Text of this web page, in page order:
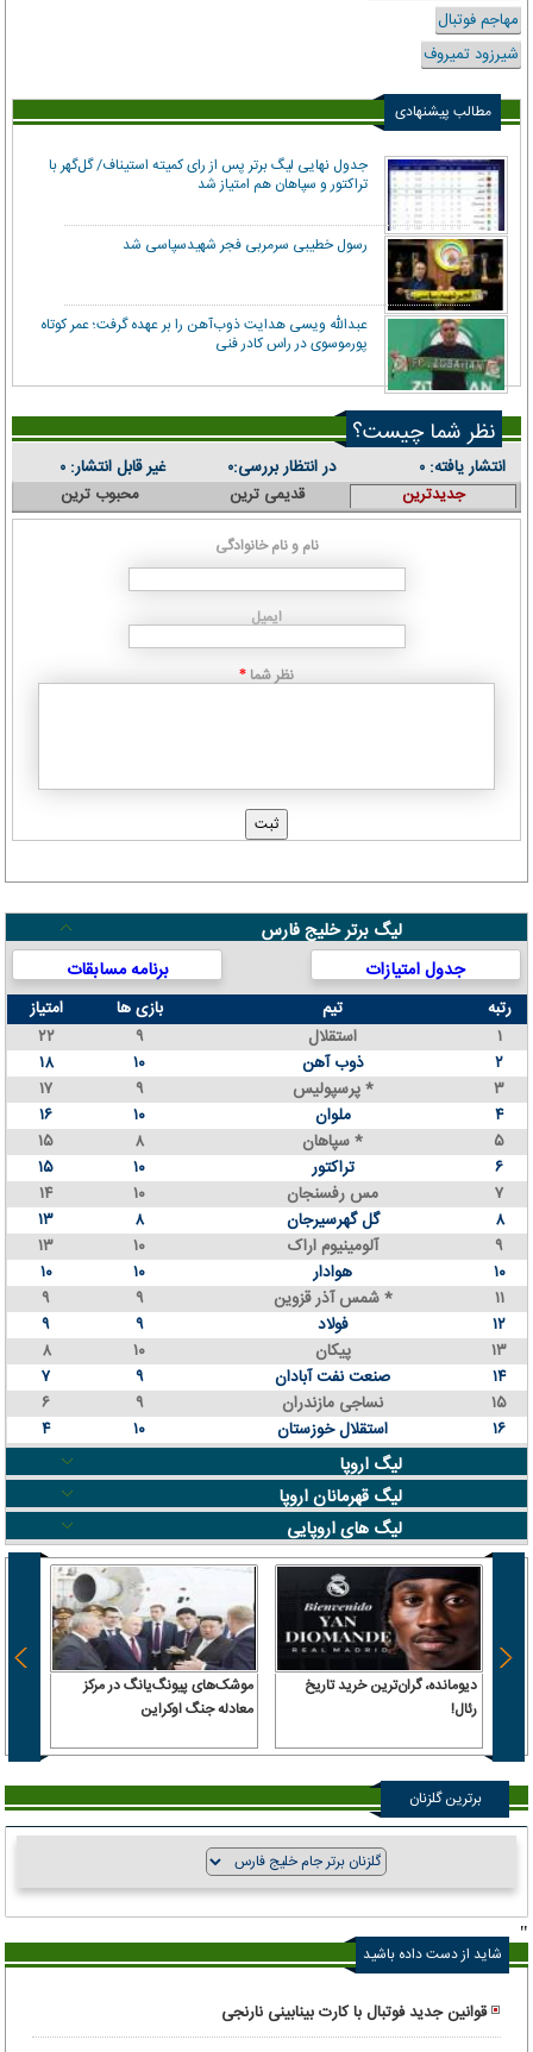
مهاجم فوتبال
شیرزود تمیروف
مطالب پیشنهادی
جدول نهایی لیگ برتر پس از رای کمیته استیناف/ گل‌گهر با
تراکتور و سپاهان هم امتیاز شد
رسول خطیبی سرمربی فجر شهیدسپاسی شد
عبدالله ویسی هدایت ذوب‌آهن را بر عهده گرفت؛ عمر کوتاه
پورموسوی در راس کادر فنی
نظر شما چیست؟
انتشار یافته: ۰ در انتظار بررسی:۰ غیر قابل انتشار: ۰
جدیدترین قدیمی ترین محبوب ترین
نام و نام خانوادگی
ایمیل
نظر شما *
لیگ برتر خلیج فارس
جدول امتیازات
برنامه مسابقات
رتبه تیم بازی ها
امتیاز
۱
استقلال ۹
۲۲
۲
ذوب آهن ۱۰
۱۸
۳
پرسپولیس * ۹
۱۷
۴
ملوان ۱۰
۱۶
۵
سپاهان * ۸
۱۵
۶
تراکتور ۱۰
۱۵
۷
مس رفسنجان ۱۰
۱۴
۸
گل گهرسیرجان ۸
۱۳
۹
آلومینیوم اراک ۱۰
۱۳
۱۰
هوادار ۱۰
۱۰
۱۱
شمس آذر قزوین * ۹
۹
۱۲
فولاد ۹
۹
۱۳
پیکان ۱۰
۸
۱۴
صنعت نفت آبادان ۹
۷
۱۵
نساجی مازندران ۹
۶
۱۶
استقلال خوزستان ۱۰ ۴
لیگ اروپا
لیگ قهرمانان اروپا
لیگ های اروپایی
دیومانده، گران‌ترین خرید تاریخ
رئال!
موشک‌های پیونگ‌یانگ در مرکز
معادله جنگ اوکراین
برترین گلزنان
"
شاید از دست داده باشید
قوانین جدید فوتبال با کارت بینابینی نارنجی